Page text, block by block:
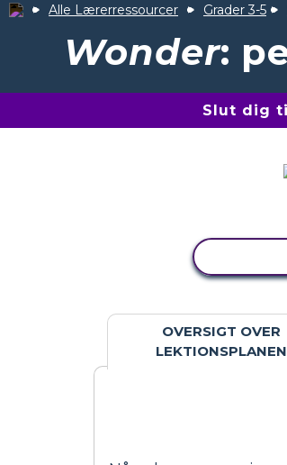
Alle Lærerressourcer Grader 3-5
Wonder:
Slut dig
OVERSIGT OVER
LEKTIONSPLANEN